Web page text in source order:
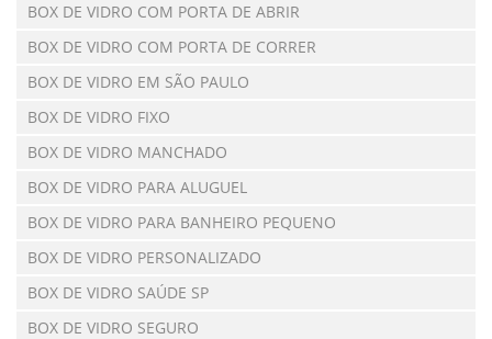
BOX DE VIDRO COM PORTA DE ABRIR
BOX DE VIDRO COM PORTA DE CORRER
BOX DE VIDRO EM SÃO PAULO
BOX DE VIDRO FIXO
BOX DE VIDRO MANCHADO
BOX DE VIDRO PARA ALUGUEL
BOX DE VIDRO PARA BANHEIRO PEQUENO
BOX DE VIDRO PERSONALIZADO
BOX DE VIDRO SAÚDE SP
BOX DE VIDRO SEGURO